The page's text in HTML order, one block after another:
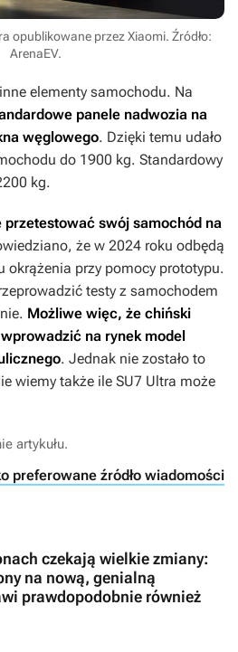
opublikowane przez Xiaomi. Źródło:
ArenaEV.
elementy samochodu. Na
panele nadwozia na
węglowego. Dzięki temu udało
do 1900 kg. Standardowy
kg.
przetestować swój samochód na
że w 2024 roku odbędą
okrążenia przy pomocy prototypu.
testy z samochodem
Możliwe więc, że chiński
na rynek model
. Jednak nie zostało to
wiemy także ile SU7 Ultra może
artykułu.
preferowane źródło wiadomości
czekają wielkie zmiany:
na nową, genialną
prawdopodobnie również